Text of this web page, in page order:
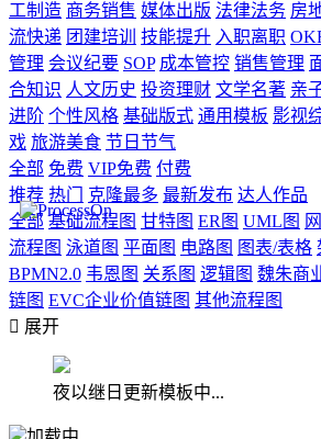
工制造 商务销售 媒体出版 法律法务 房
流快递 团建培训 技能提升 入职离职
管理 会议纪要 SOP 成本管控 销售管理
合知识 人文历史 投资理财 文学名著 亲
进阶 个性风格 基础版式 通用模板 影视
戏 旅游美食 节日节气
全部 免费 VIP免费 付费
推荐 热门 克隆最多 最新发布 达人作品
全部 基础流程图 甘特图 ER图 UML图
流程图 泳道图 平面图 电路图 图表/表格
BPMN2.0 韦恩图 关系图 逻辑图 魏朱商
链图 EVC企业价值链图 其他流程图
 展开
夜以继日更新模板中...